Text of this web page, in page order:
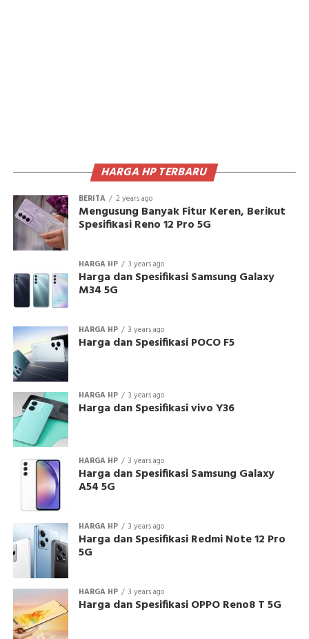
HARGA HP TERBARU
BERITA 2 years ago
Mengusung Banyak Fitur Keren, Berikut
Spesifikasi Reno 12 Pro 5G
HARGA HP 3 years ago
Harga dan Spesifikasi Samsung Galaxy
M34 5G
HARGA HP 3 years ago
Harga dan Spesifikasi POCO F5
HARGA HP 3 years ago
Harga dan Spesifikasi vivo Y36
HARGA HP 3 years ago
Harga dan Spesifikasi Samsung Galaxy
A54 5G
HARGA HP 3 years ago
Harga dan Spesifikasi Redmi Note 12 Pro
5G
HARGA HP 3 years ago
Harga dan Spesifikasi OPPO Reno8 T 5G